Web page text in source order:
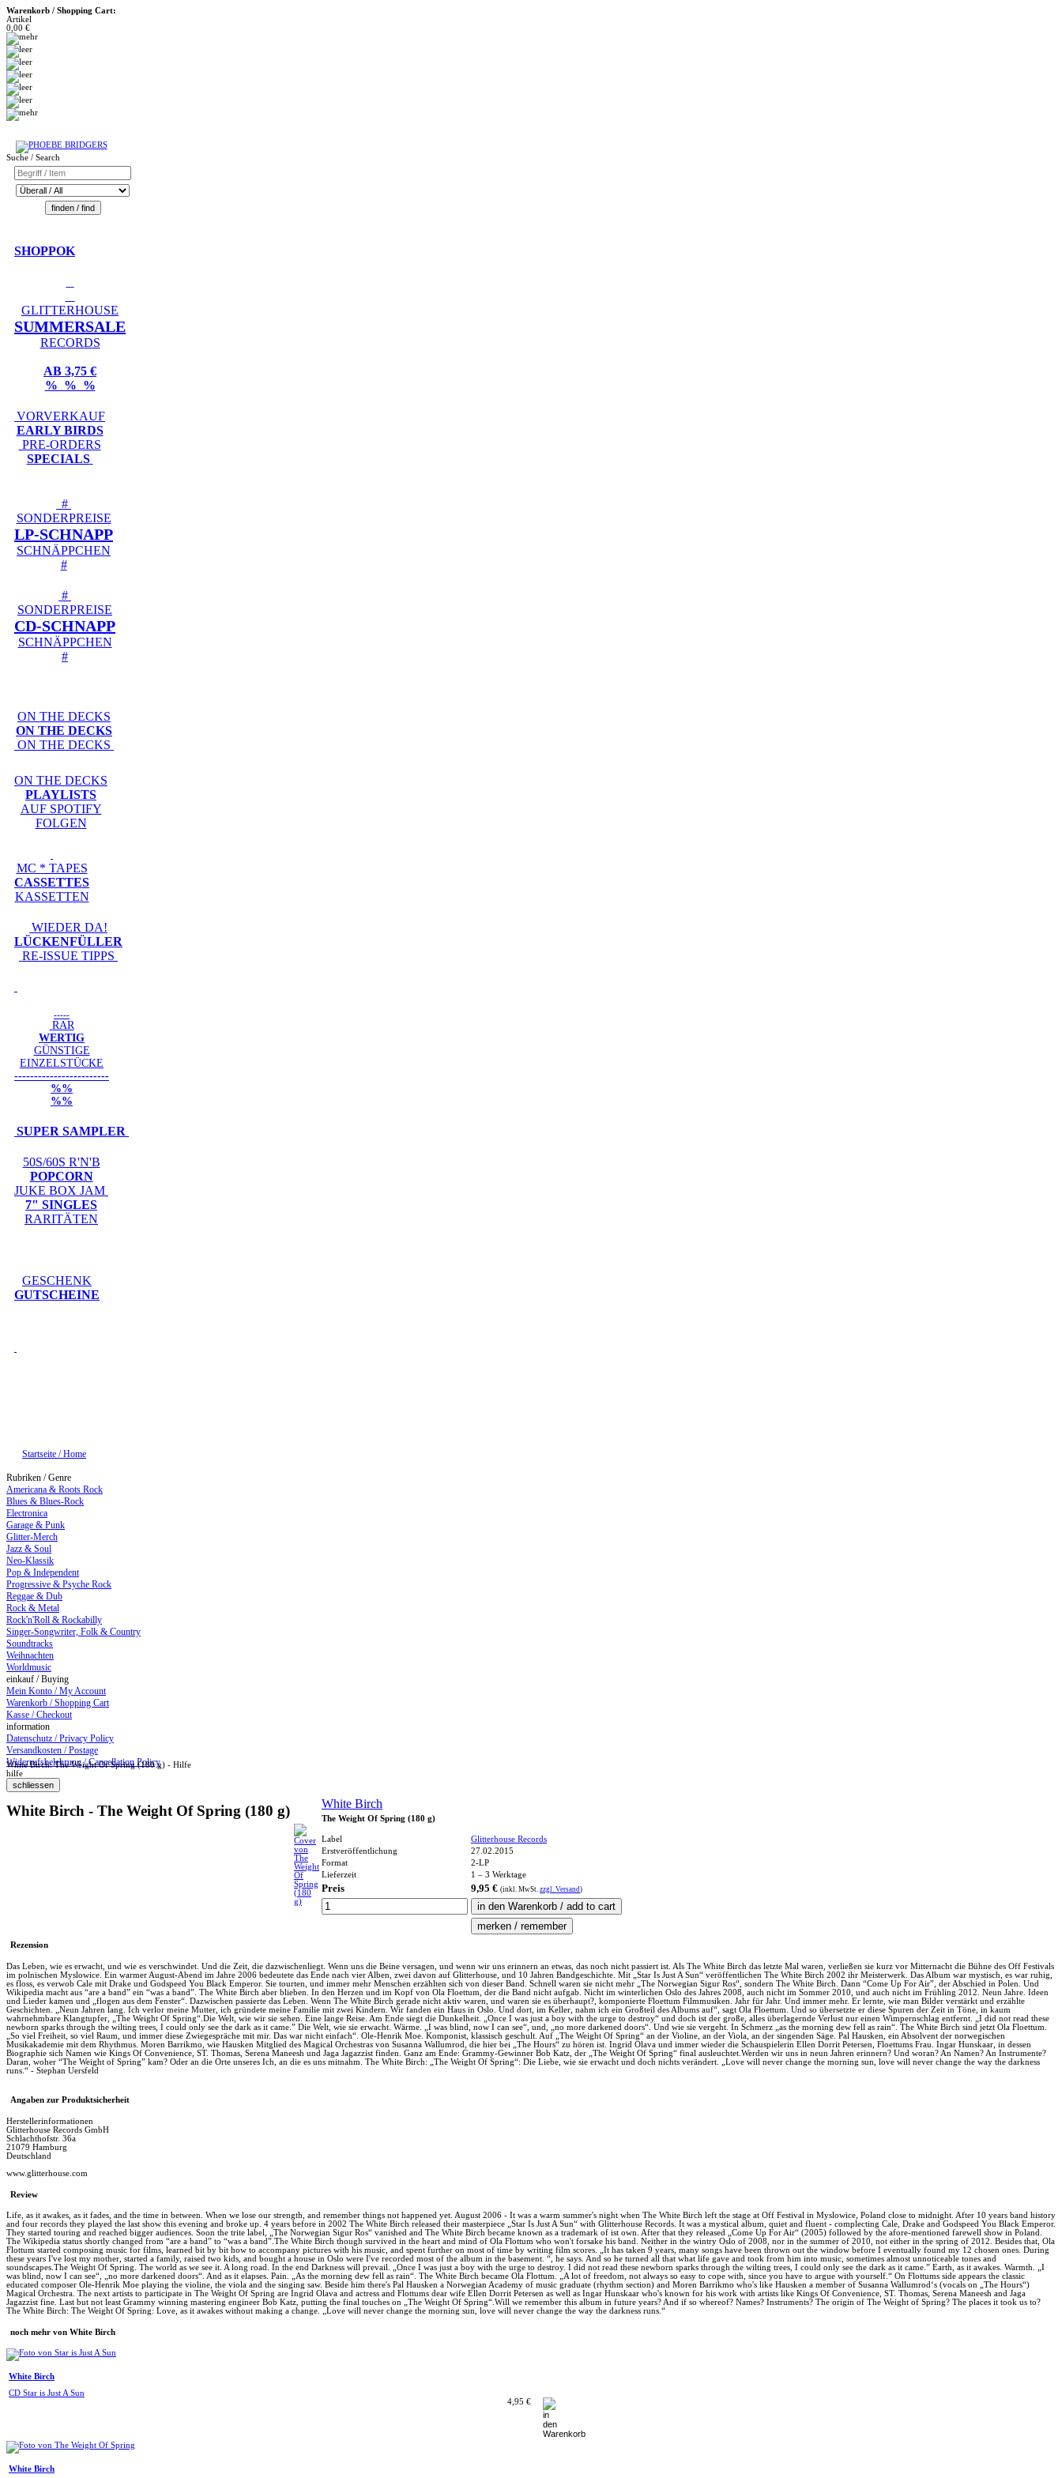
Warenkorb / Shopping Cart:
Artikel
0,00 €
Suche / Search
SHOPPOK
GLITTERHOUSE
SUMMERSALE
RECORDS
AB 3,75 €
% % %
VORVERKAUF
EARLY BIRDS
PRE-ORDERS
SPECIALS
#
SONDERPREISE
LP-SCHNAPP
SCHNÄPPCHEN
#
#
SONDERPREISE
CD-SCHNAPP
SCHNÄPPCHEN
#
ON THE DECKS
ON THE DECKS
ON THE DECKS
ON THE DECKS
PLAYLISTS
AUF SPOTIFY
FOLGEN
MC * TAPES
CASSETTES
KASSETTEN
WIEDER DA!
LÜCKENFÜLLER
RE-ISSUE TIPPS
-----
RAR
WERTIG
GÜNSTIGE
EINZELSTÜCKE
------------------------
%%
%%
SUPER SAMPLER
50S/60S R'N'B
POPCORN
JUKE BOX JAM
7" SINGLES
RARITÄTEN
GESCHENK
GUTSCHEINE
Startseite / Home
Rubriken / Genre
Americana & Roots Rock
Blues & Blues-Rock
Electronica
Garage & Punk
Glitter-Merch
Jazz & Soul
Neo-Klassik
Pop & Independent
Progressive & Psyche Rock
Reggae & Dub
Rock & Metal
Rock'n'Roll & Rockabilly
Singer-Songwriter, Folk & Country
Soundtracks
Weihnachten
Worldmusic
einkauf / Buying
Mein Konto / My Account
Warenkorb / Shopping Cart
Kasse / Checkout
information
Datenschutz / Privacy Policy
Versandkosten / Postage
Widerrufsbelehrung / Cancellation Policy
White Birch: The Weight Of Spring (180 g) - Hilfe
hilfe
White Birch - The Weight Of Spring (180 g) White Birch
The Weight Of Spring (180 g)
Label
Glitterhouse Records
Erstveröffentlichung
27.02.2015
Format
2-LP
Lieferzeit
1 – 3 Werktage
Preis 9,95 € (inkl. MwSt. zzgl. Versand)
Rezension
Das Leben, wie es erwacht, und wie es verschwindet. Und die Zeit, die dazwischenliegt. Wenn uns die Beine versagen, und wenn wir uns erinnern an etwas, das noch nicht passiert ist. Als The White Birch das letzte Mal waren, verließen sie kurz vor Mitternacht die Bühne des Off Festivals
im polnischen Myslowice. Ein warmer August-Abend im Jahre 2006 bedeutete das Ende nach vier Alben, zwei davon auf Glitterhouse, und 10 Jahren Bandgeschichte. Mit „Star Is Just A Sun“ veröffentlichen The White Birch 2002 ihr Meisterwerk. Das Album war mystisch, es war ruhig,
es floss, es verwob Cale mit Drake und Godspeed You Black Emperor. Sie tourten, und immer mehr Menschen erzählten sich von dieser Band. Schnell waren sie nicht mehr „The Norwegian Sigur Ros“, sondern The White Birch. Dann “Come Up For Air”, der Abschied in Polen. Und
Wikipedia macht aus “are a band” ein “was a band”. The White Birch aber blieben. In den Herzen und im Kopf von Ola Floettum, der die Band nicht aufgab. Nicht im winterlichen Oslo des Jahres 2008, auch nicht im Sommer 2010, und auch nicht im Frühling 2012. Neun Jahre. Ideen
und Lieder kamen und „flogen aus dem Fenster“. Dazwischen passierte das Leben. Wenn The White Birch gerade nicht aktiv waren, und waren sie es überhaupt?, komponierte Floettum Filmmusiken. Jahr für Jahr. Und immer mehr. Er lernte, wie man Bilder verstärkt und erzählte
Geschichten. „Neun Jahren lang. Ich verlor meine Mutter, ich gründete meine Familie mit zwei Kindern. Wir fanden ein Haus in Oslo. Und dort, im Keller, nahm ich ein Großteil des Albums auf“, sagt Ola Floettum. Und so übersetzte er diese Spuren der Zeit in Töne, in kaum
wahrnehmbare Klangtupfer, „The Weight Of Spring“.Die Welt, wie wir sie sehen. Eine lange Reise. Am Ende siegt die Dunkelheit. „Once I was just a boy with the urge to destroy“ und doch ist der große, alles überlagernde Verlust nur einen Wimpernschlag entfernt. „I did not read these
newborn sparks through the wilting trees, I could only see the dark as it came.” Die Welt, wie sie erwacht. Wärme. „I was blind, now I can see“, und, „no more darkened doors“. Und wie sie vergeht. In Schmerz „as the morning dew fell as rain“. The White Birch sind jetzt Ola Floettum.
„So viel Freiheit, so viel Raum, und immer diese Zwiegespräche mit mir. Das war nicht einfach“. Ole-Henrik Moe. Komponist, klassisch geschult. Auf „The Weight Of Spring“ an der Violine, an der Viola, an der singenden Säge. Pal Hausken, ein Absolvent der norwegischen
Musikakademie mit dem Rhythmus. Moren Barrikmo, wie Hausken Mitglied des Magical Orchestras von Susanna Wallumrod, die hier bei „The Hours“ zu hören ist. Ingrid Olava und immer wieder die Schauspielerin Ellen Dorrit Petersen, Floettums Frau. Ingar Hunskaar, in dessen
Biographie sich Namen wie Kings Of Convenience, ST. Thomas, Serena Maneesh und Jaga Jagazzist finden. Ganz am Ende: Grammy-Gewinner Bob Katz, der „The Weight Of Spring“ final ausleuchtet.Werden wir uns in neun Jahren erinnern? Und woran? An Namen? An Instrumente?
Daran, woher “The Weight of Spring” kam? Oder an die Orte unseres Ich, an die es uns mitnahm. The White Birch: „The Weight Of Spring“: Die Liebe, wie sie erwacht und doch nichts verändert. „Love will never change the morning sun, love will never change the way the darkness
runs.“ - Stephan Uersfeld
Angaben zur Produktsicherheit
Herstellerinformationen
Glitterhouse Records GmbH
Schlachthofstr. 36a
21079 Hamburg
Deutschland
www.glitterhouse.com
Review
Life, as it awakes, as it fades, and the time in between. When we lose our strength, and remember things not happened yet. August 2006 - It was a warm summer's night when The White Birch left the stage at Off Festival in Myslowice, Poland close to midnight. After 10 years band history
and four records they played the last show this evening and broke up. 4 years before in 2002 The White Birch released their masterpiece „Star Is Just A Sun“ with Glitterhouse Records. It was a mystical album, quiet and fluent - complecting Cale, Drake and Godspeed You Black Emperor.
They started touring and reached bigger audiences. Soon the trite label, „The Norwegian Sigur Ros“ vanished and The White Birch became known as a trademark of ist own. After that they released „Come Up For Air“ (2005) followed by the afore-mentioned farewell show in Poland.
The Wikipedia status shortly changed from “are a band” to “was a band”.The White Birch though survived in the heart and mind of Ola Flottum who won't forsake his band. Neither in the wintry Oslo of 2008, nor in the summer of 2010, not either in the spring of 2012. Besides that, Ola
Flottum started composing music for films, learned bit by bit how to accompany pictures with his music, and spent further on most of time by writing film scores. „It has taken 9 years, many songs have been thrown out the window before I eventually found my 12 chosen ones. During
these years I've lost my mother, started a family, raised two kids, and bought a house in Oslo were I've recorded most of the album in the basement. “, he says. And so he turned all that what life gave and took from him into music, sometimes almost unnoticeable tones and
soundscapes.The Weight Of Spring. The world as we see it. A long road. In the end Darkness will prevail. „Once I was just a boy with the urge to destroy. I did not read these newborn sparks through the wilting trees, I could only see the dark as it came.” Earth, as it awakes. Warmth. „I
was blind, now I can see“, „no more darkened doors“. And as it elapses. Pain. „As the morning dew fell as rain“. The White Birch became Ola Flottum. „A lot of freedom, not always so easy to cope with, since you have to argue with yourself.“ On Flottums side appears the classic
educated composer Ole-Henrik Moe playing the violine, the viola and the singing saw. Beside him there's Pal Hausken a Norwegian Academy of music graduate (rhythm section) and Moren Barrikmo who's like Hausken a member of Susanna Wallumrod‘s (vocals on „The Hours“)
Magical Orchestra. The next artists to participate in The Weight Of Spring are Ingrid Olava and actress and Flottums dear wife Ellen Dorrit Petersen as well as Ingar Hunskaar who's known for his work with artists like Kings Of Convenience, ST. Thomas, Serena Maneesh and Jaga
Jagazzist fine. Last but not least Grammy winning mastering engineer Bob Katz, putting the final touches on „The Weight Of Spring“.Will we remember this album in future years? And if so whereof? Names? Instruments? The origin of The Weight of Spring? The places it took us to?
The White Birch: The Weight Of Spring: Love, as it awakes without making a change. „Love will never change the morning sun, love will never change the way the darkness runs.“
noch mehr von White Birch
White Birch
CD Star is Just A Sun
4,95 €
White Birch